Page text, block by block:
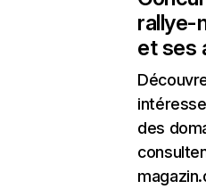
rallye-
et ses
des